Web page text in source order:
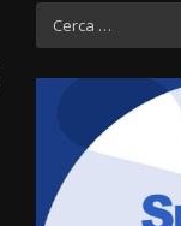
Ricerca
per:
3